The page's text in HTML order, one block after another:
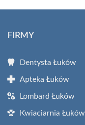
FIRMY
Dentysta Łuków
Apteka Łuków
Lombard Łuków
Kwiaciarnia Łuków